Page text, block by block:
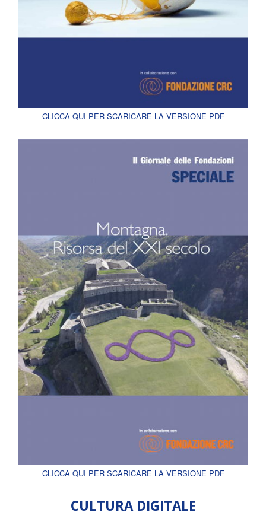
CLICCA QUI PER SCARICARE LA VERSIONE PDF
CLICCA QUI PER SCARICARE LA VERSIONE PDF
CULTURA DIGITALE